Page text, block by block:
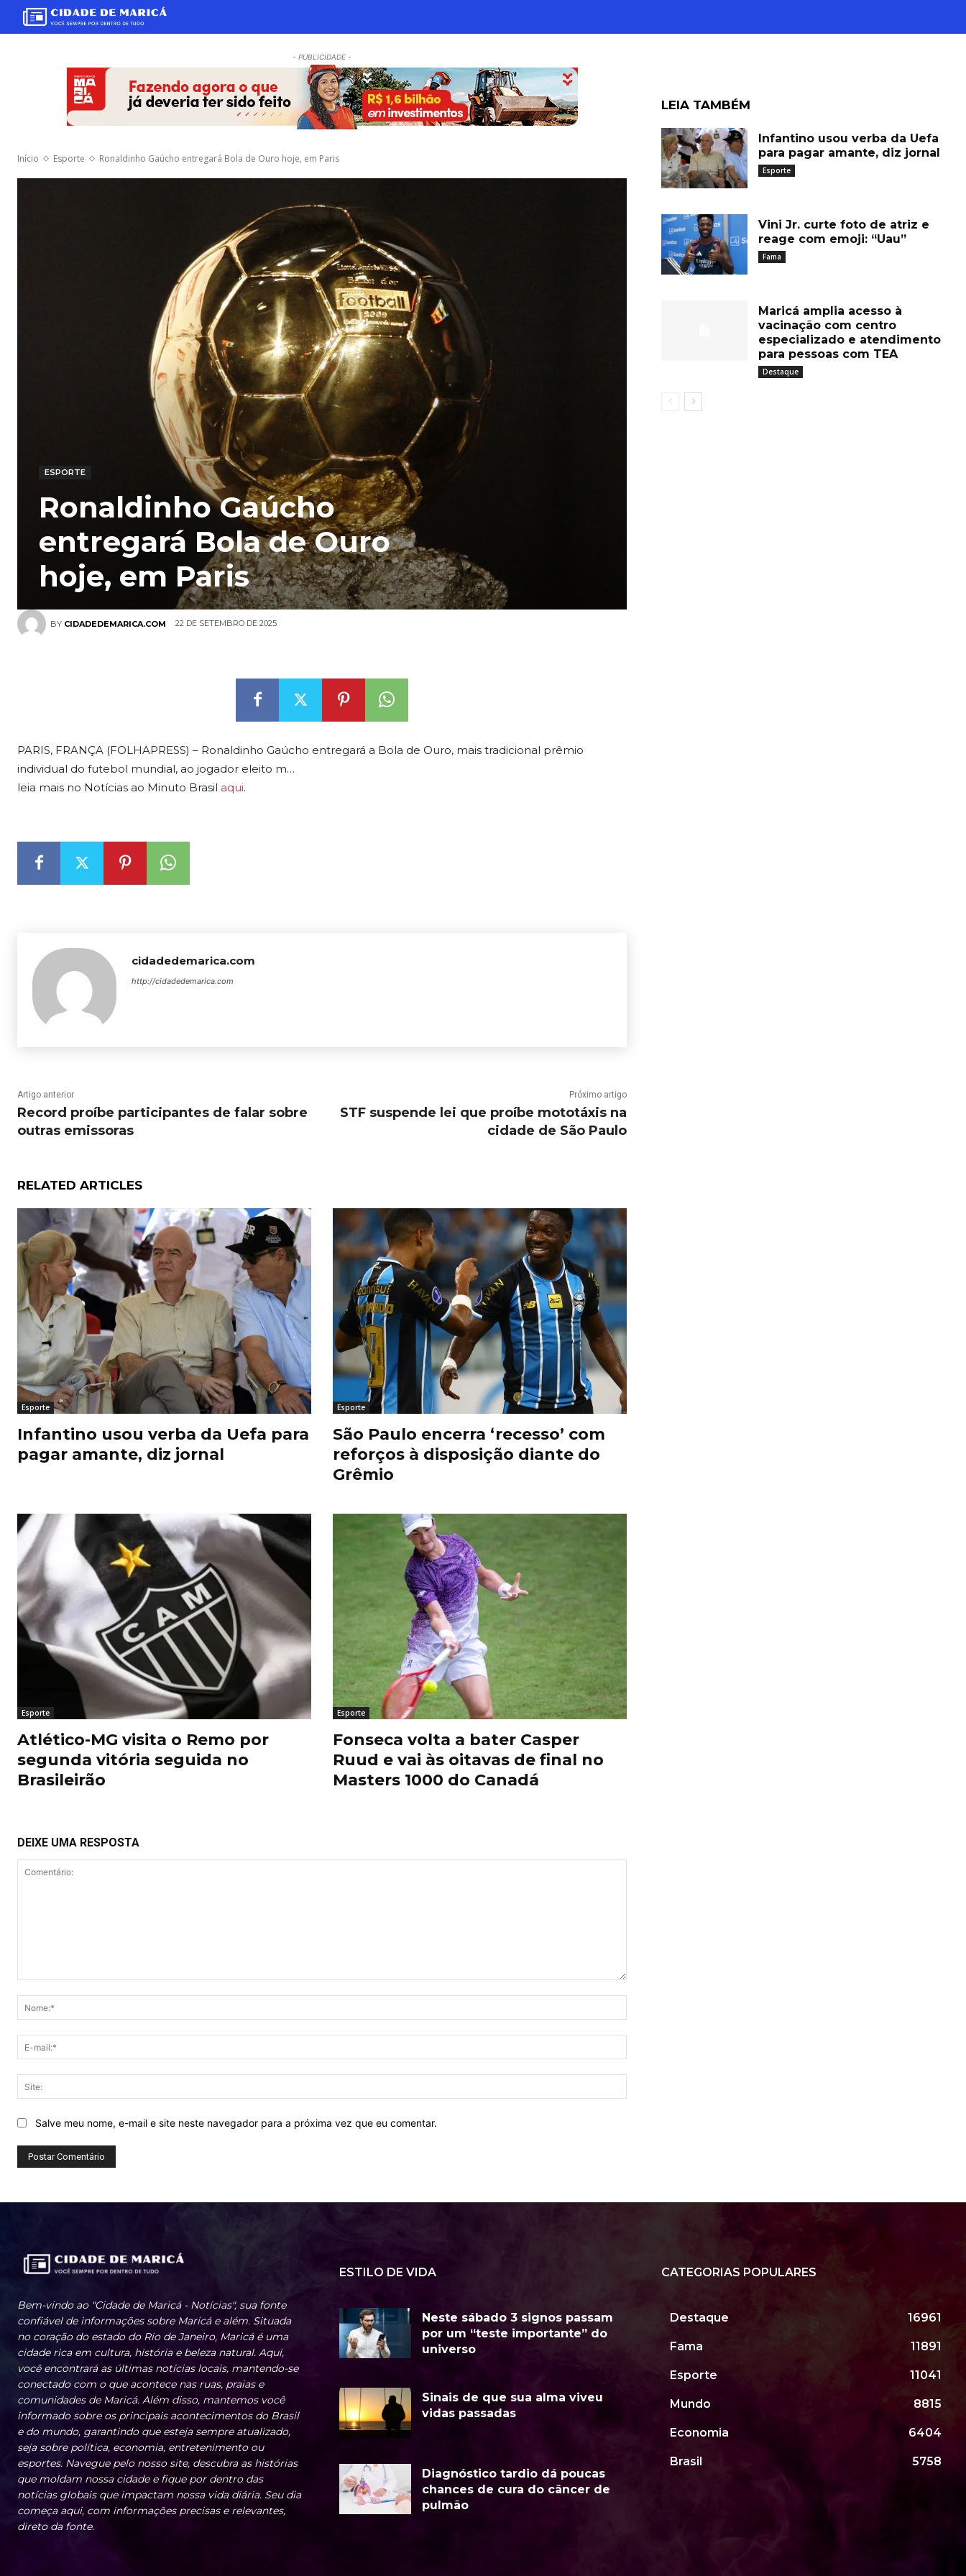
- PUBLICIDADE -
Início Esporte Ronaldinho Gaúcho entregará Bola de Ouro hoje, em Paris
BY CIDADEDEMARICA.COM 22 DE SETEMBRO DE 2025
ESPORTE
Ronaldinho Gaúcho
entregará Bola de Ouro
hoje, em Paris
LEIA TAMBÉM
Infantino usou verba da Uefa
para pagar amante, diz jornal
Esporte
Vini Jr. curte foto de atriz e
reage com emoji: “Uau”
Fama
Maricá amplia acesso à
vacinação com centro
especializado e atendimento
para pessoas com TEA
Destaque
PARIS, FRANÇA (FOLHAPRESS) – Ronaldinho Gaúcho entregará a Bola de Ouro, mais tradicional prêmio
individual do futebol mundial, ao jogador eleito m…
leia mais no Notícias ao Minuto Brasil aqui.
cidadedemarica.com
http://cidadedemarica.com
Artigo anterior
Record proíbe participantes de falar sobre
outras emissoras
Próximo artigo
STF suspende lei que proíbe mototáxis na
cidade de São Paulo
RELATED ARTICLES
Esporte
Infantino usou verba da Uefa para
pagar amante, diz jornal
Esporte
São Paulo encerra ‘recesso’ com
reforços à disposição diante do
Grêmio
Esporte
Atlético-MG visita o Remo por
segunda vitória seguida no
Brasileirão
Esporte
Fonseca volta a bater Casper
Ruud e vai às oitavas de final no
Masters 1000 do Canadá
DEIXE UMA RESPOSTA
mail:*
Salve meu nome, e-mail e site neste navegador para a próxima vez que eu comentar.
Bem-vindo ao "Cidade de Maricá - Notícias", sua fonte
confiável de informações sobre Maricá e além. Situada
no coração do estado do Rio de Janeiro, Maricá é uma
cidade rica em cultura, história e beleza natural. Aqui,
você encontrará as últimas notícias locais, mantendo-se
conectado com o que acontece nas ruas, praias e
comunidades de Maricá. Além disso, mantemos você
informado sobre os principais acontecimentos do Brasil
e do mundo, garantindo que esteja sempre atualizado,
seja sobre política, economia, entretenimento ou
esportes. Navegue pelo nosso site, descubra as histórias
que moldam nossa cidade e fique por dentro das
notícias globais que impactam nossa vida diária. Seu dia
começa aqui, com informações precisas e relevantes,
direto da fonte.
ESTILO DE VIDA
Neste sábado 3 signos passam
por um “teste importante” do
universo
Sinais de que sua alma viveu
vidas passadas
Diagnóstico tardio dá poucas
chances de cura do câncer de
pulmão
CATEGORIAS POPULARES
Destaque 16961
Fama 11891
Esporte 11041
Mundo 8815
Economia 6404
Brasil 5758